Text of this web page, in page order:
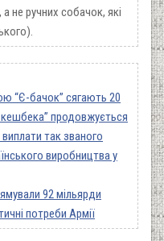
не ручних собачок, які
“Є-бачок” сягають 20
кешбека” продовжується
так званого
виробництва у
92 мільярди
потреби Армії